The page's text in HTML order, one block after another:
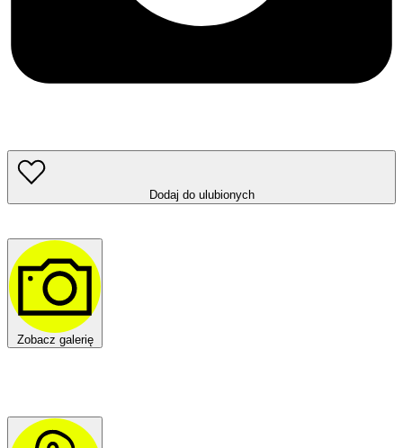
Dodaj do ulubionych
Zobacz galerię